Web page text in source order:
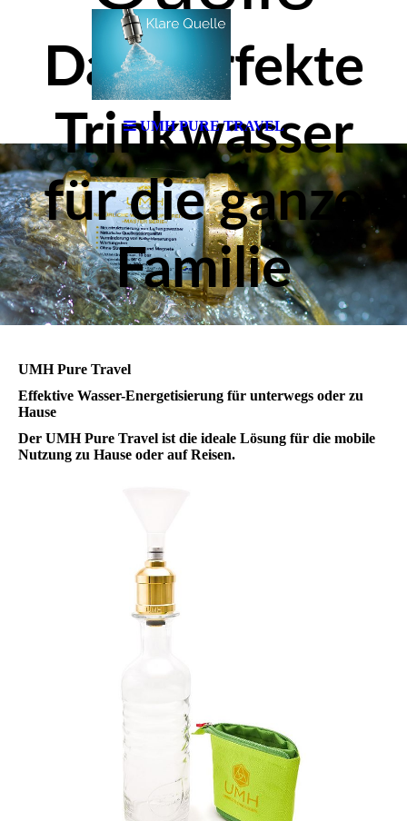
UMH PURE TRAVEL
Das perfekte
Trinkwasser
für die ganze
Familie
UMH Pure Travel
Effektive Wasser-Energetisierung für unterwegs oder zu
Hause
Der UMH Pure Travel ist die ideale Lösung für die mobile
Nutzung zu Hause oder auf Reisen.